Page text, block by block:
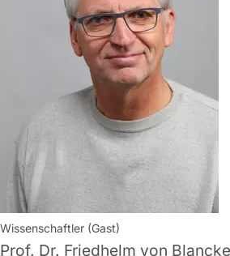
Wissenschaftler (Gast)
Prof. Dr. Friedhelm von